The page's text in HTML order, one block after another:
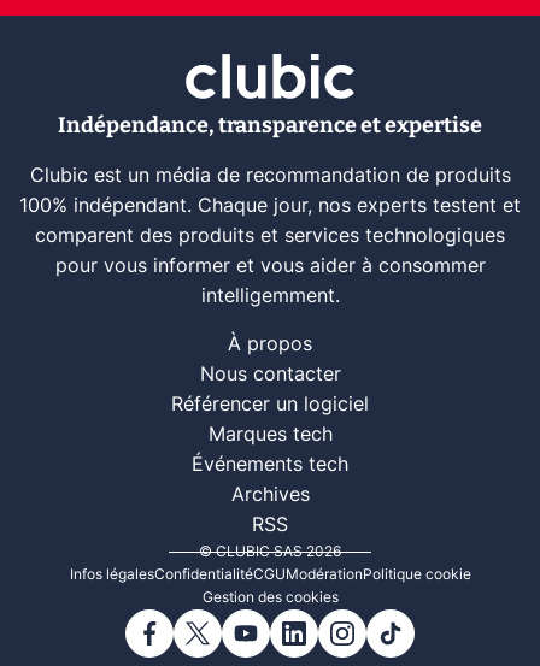
Indépendance, transparence et expertise
Clubic est un média de recommandation de produits
100% indépendant. Chaque jour, nos experts testent et
comparent des produits et services technologiques
pour vous informer et vous aider à consommer
intelligemment.
À propos
Nous contacter
Référencer un logiciel
Marques tech
Événements tech
Archives
RSS
© CLUBIC SAS 2026
Infos légalesConfidentialitéCGUModérationPolitique cookie
Gestion des cookies